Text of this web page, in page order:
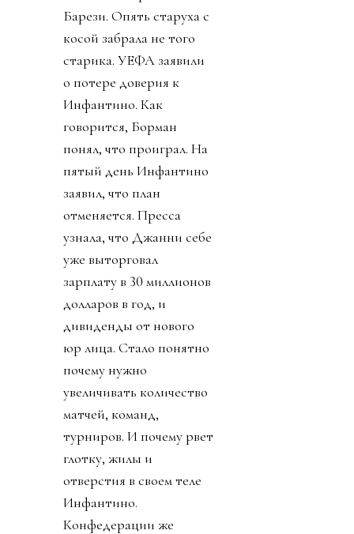
Барези. Опять старуха с
косой забрала не того
старика. УЕФА заявили
о потере доверия к
Инфантино. Как
говорится, Борман
понял, что проиграл. На
пятый день Инфантино
заявил, что план
отменяется. Пресса
узнала, что Джанни себе
уже выторговал
зарплату в 30 миллионов
долларов в год, и
дивиденды от нового
юр лица. Стало понятно
почему нужно
увеличивать количество
матчей, команд,
турниров. И почему рвет
глотку, жилы и
отверстия в своем теле
Инфантино.
Конфедерации же